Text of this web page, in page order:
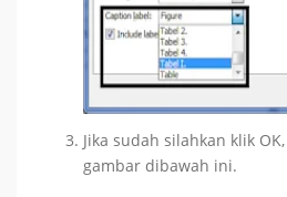
Jika sudah silahkan klik
gambar dibawah ini.